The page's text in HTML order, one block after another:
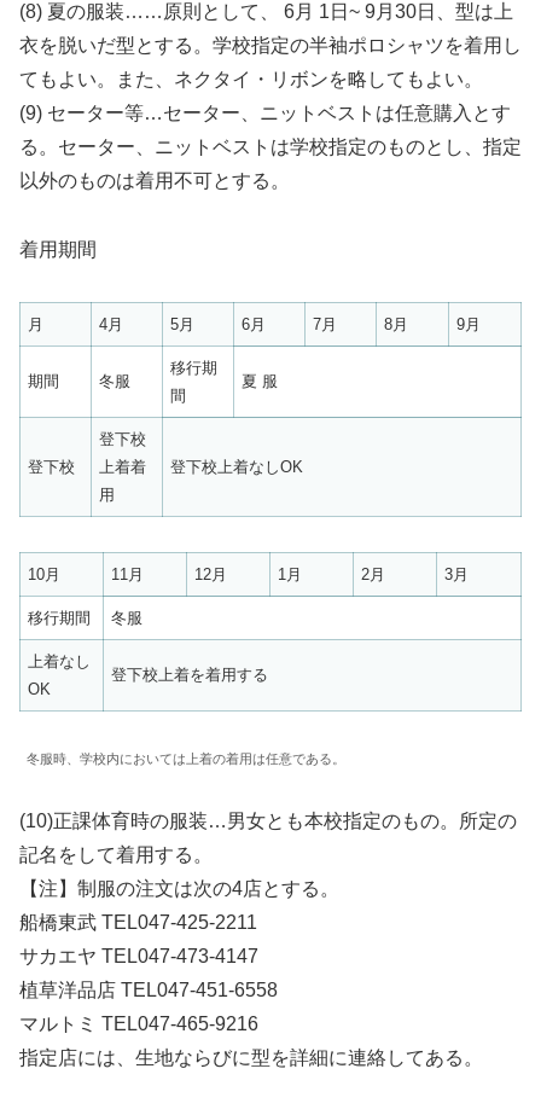
(8) 夏の服装……原則として、 6月 1日~ 9月30日、型は上
衣を脱いだ型とする。学校指定の半袖ポロシャツを着用し
てもよい。また、ネクタイ・リボンを略してもよい。
(9) セーター等…セーター、ニットベストは任意購入とす
る。セーター、ニットベストは学校指定のものとし、指定
以外のものは着用不可とする。
着用期間
月 4月 5月 6月 7月 8月 9月
期間 冬服
移行期
間
夏 服
登下校
登下校
上着着
用
登下校上着なしOK
10月 11月 12月 1月 2月 3月
移行期間 冬服
上着なし
OK
登下校上着を着用する
冬服時、学校内においては上着の着用は任意である。
(10)正課体育時の服装…男女とも本校指定のもの。所定の
記名をして着用する。
【注】制服の注文は次の4店とする。
船橋東武 TEL047-425-2211
サカエヤ TEL047-473-4147
植草洋品店 TEL047-451-6558
マルトミ TEL047-465-9216
指定店には、生地ならびに型を詳細に連絡してある。